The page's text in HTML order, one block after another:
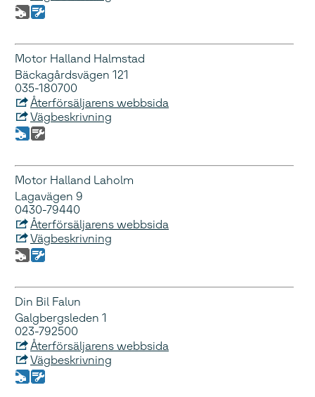
Motor Halland Halmstad
Bäckagårdsvägen 121
035-180700
Återförsäljarens webbsida
Vägbeskrivning
Motor Halland Laholm
Lagavägen 9
0430-79440
Återförsäljarens webbsida
Vägbeskrivning
Din Bil Falun
Galgbergsleden 1
023-792500
Återförsäljarens webbsida
Vägbeskrivning